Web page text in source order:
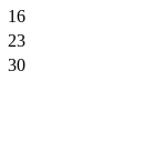
16
23
30